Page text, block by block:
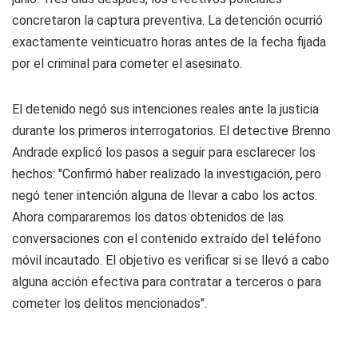
concretaron la captura preventiva. La detención ocurrió
exactamente veinticuatro horas antes de la fecha fijada
por el criminal para cometer el asesinato.
El detenido negó sus intenciones reales ante la justicia
durante los primeros interrogatorios. El detective Brenno
Andrade explicó los pasos a seguir para esclarecer los
hechos: "Confirmó haber realizado la investigación, pero
negó tener intención alguna de llevar a cabo los actos.
Ahora compararemos los datos obtenidos de las
conversaciones con el contenido extraído del teléfono
móvil incautado. El objetivo es verificar si se llevó a cabo
alguna acción efectiva para contratar a terceros o para
cometer los delitos mencionados".